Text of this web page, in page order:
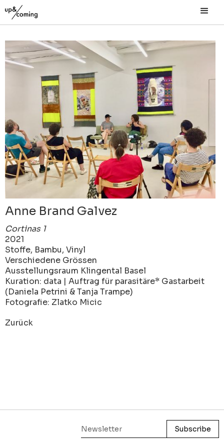
Anne Brand Galvez
Cortinas 1
2021
Stoffe, Bambu, Vinyl
Verschiedene Grössen
Ausstellungsraum Klingental Basel
Kuration: data | Auftrag für parasitäre* Gastarbeit
(Daniela Petrini & Tanja Trampe)
Fotografie: Zlatko Micic
Zurück